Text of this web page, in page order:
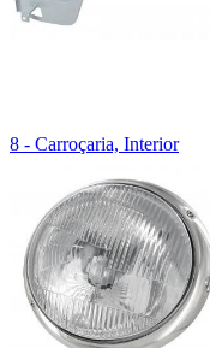
8 - Carroçaria, Interior